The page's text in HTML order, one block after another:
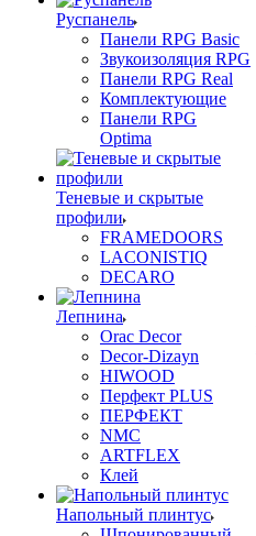
Руспанель
Панели RPG Basic
Звукоизоляция RPG
Панели RPG Real
Комплектующие
Панели RPG
Optima
Теневые и скрытые
профили
FRAMEDOORS
LACONISTIQ
DECARO
Лепнина
Orac Decor
Decor-Dizayn
HIWOOD
Перфект PLUS
ПЕРФЕКТ
NMC
ARTFLEX
Клей
Напольный плинтус